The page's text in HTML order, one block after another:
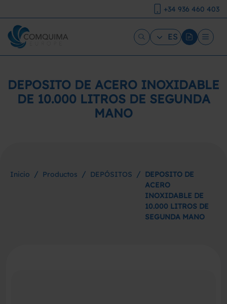
+34 936 460 403
ES
DEPOSITO DE ACERO INOXIDABLE
DE 10.000 LITROS DE SEGUNDA
MANO
Inicio / Productos / DEPÓSITOS / DEPOSITO DE
ACERO
INOXIDABLE DE
10.000 LITROS DE
SEGUNDA MANO